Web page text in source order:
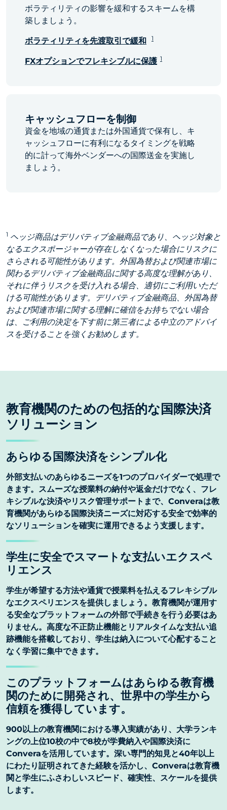
ボラティリティの影響を緩和するスキームを構
築しましょう。
ボラティリティを先渡取引で緩和 1
FXオプションでフレキシブルに保護 1
キャッシュフローを制御
資金を地域の通貨または外国通貨で保有し、キ
ャッシュフローに有利になるタイミングを戦略
的に計って海外ベンダーへの国際送金を実施し
ましょう。
1 ヘッジ商品はデリバティブ金融商品であり、ヘッジ対象と
なるエクスポージャーが存在しなくなった場合にリスクに
さらされる可能性があります。外国為替および関連市場に
関わるデリバティブ金融商品に関する高度な理解があり、
それに伴うリスクを受け入れる場合、適切にご利用いただ
ける可能性があります。デリバティブ金融商品、外国為替
および関連市場に関する理解に確信をお持ちでない場合
は、ご利用の決定を下す前に第三者による中立のアドバイ
スを受けることを強くお勧めします。
教育機関のための包括的な国際決済
ソリューション
あらゆる国際決済をシンプル化
外部支払いのあらゆるニーズを1つのプロバイダーで処理で
きます。スムーズな授業料の納付や返金だけでなく、フレ
キシブルな決済やリスク管理サポートまで、Converaは教
育機関があらゆる国際決済ニーズに対応する安全で効率的
なソリューションを確実に運用できるよう支援します。
学生に安全でスマートな支払いエクスペ
リエンス
学生が希望する方法や通貨で授業料を払えるフレキシブル
なエクスペリエンスを提供しましょう。教育機関が運用す
る安全なプラットフォームの外部で手続きを行う必要はあ
りません。高度な不正防止機能とリアルタイムな支払い追
跡機能を搭載しており、学生は納入について心配すること
なく学習に集中できます。
このプラットフォームはあらゆる教育機
関のために開発され、世界中の学生から
信頼を獲得しています。
900以上の教育機関における導入実績があり、大学ランキ
ングの上位10校の中で8校が学費納入や国際決済に
Converaを活用しています。深い専門的知見と40年以上
にわたり証明されてきた経験を活かし、Converaは教育機
関と学生にふさわしいスピード、確実性、スケールを提供
します。